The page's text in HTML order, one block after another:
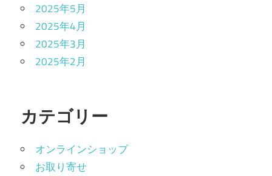
2025年5月
2025年4月
2025年3月
2025年2月
カテゴリー
オンラインショップ
お取り寄せ